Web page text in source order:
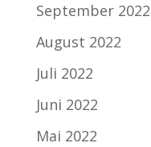
September 2022
August 2022
Juli 2022
Juni 2022
Mai 2022